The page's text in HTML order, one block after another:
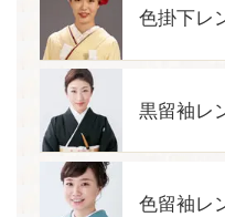
色掛下レ
黒留袖レ
色留袖レ